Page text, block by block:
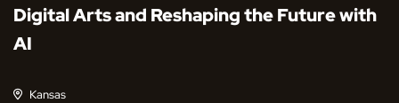
Digital Arts and Reshaping the Future with
AI
Kansas